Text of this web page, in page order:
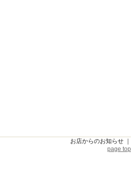
お店からのお知らせ
page top